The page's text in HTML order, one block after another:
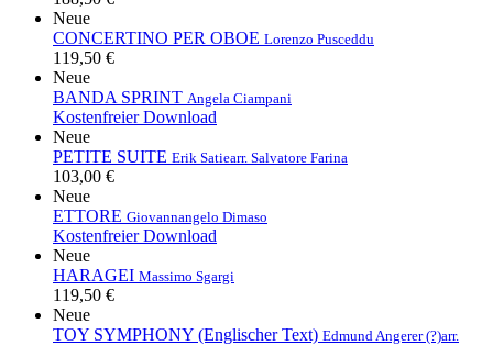
Neue
CONCERTINO PER OBOE Lorenzo Pusceddu
119,50 €
Neue
BANDA SPRINT Angela Ciampani
Kostenfreier Download
Neue
PETITE SUITE Erik Satiearr. Salvatore Farina
103,00 €
Neue
ETTORE Giovannangelo Dimaso
Kostenfreier Download
Neue
HARAGEI Massimo Sgargi
119,50 €
Neue
TOY SYMPHONY (Englischer Text) Edmund Angerer (?)arr.